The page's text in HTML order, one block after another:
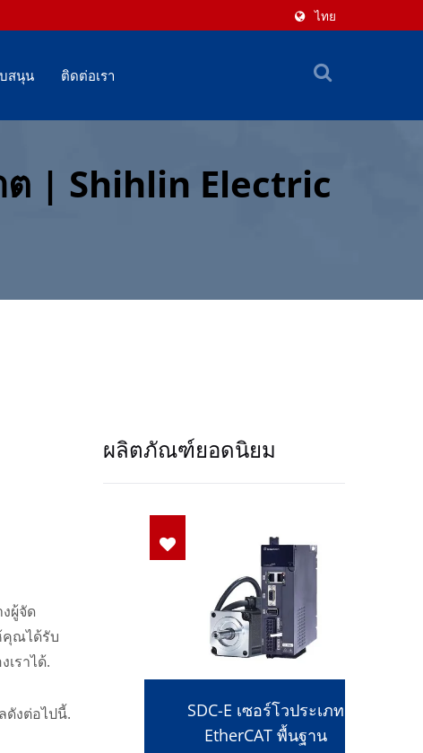
ไทย
สนุน ติดต่อเรา
ต | Shihlin Electric
ผู้จัด
คุณได้รับ
ราได้.
ดังต่อไปนี้.
ผลิตภัณฑ์ยอดนิยม
SDC-E เซอร์โวประเภท
EtherCAT พื้นฐาน